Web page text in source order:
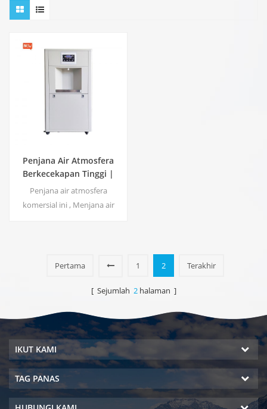
Penjana Air Atmosfera
Berkecekapan Tinggi |
Laman Utama/Peranti
Mesra Alam Komersial |
Penjana air atmosfera
komersial ini , Menjana air
klorin.
Pertama 1 2 Terakhir
[ Sejumlah 2halaman ]
IKUT KAMI
TAG PANAS